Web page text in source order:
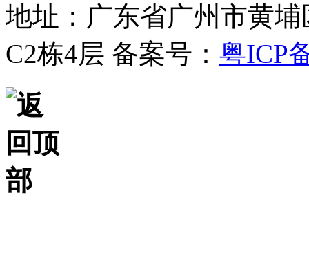
地址：广东省广州市黄
C2栋4层 备案号： 粤ICP